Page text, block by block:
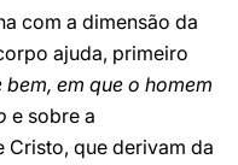
com a dimensão da
ajuda, primeiro
em que o homem
e sobre a
Cristo, que derivam da